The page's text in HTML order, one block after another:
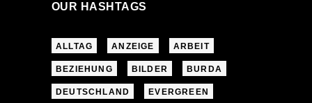
OUR HASHTAGS
ALLTAG ANZEIGE ARBEIT
BEZIEHUNG BILDER BURDA
DEUTSCHLAND EVERGREEN